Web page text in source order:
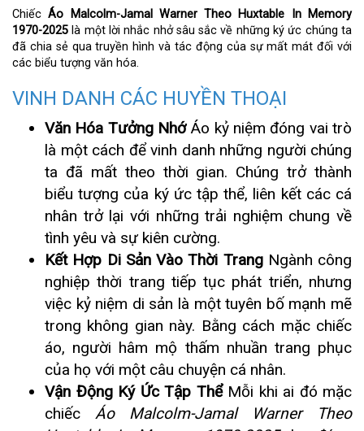
ChiếcÁo Malcolm-Jamal Warner Theo Huxtable In Memory
1970-2025 là một lời nhắc nhở sâu sắc về những ký ức chúng ta
đã chia sẻ qua truyền hình và tác động của sự mất mát đối với
các biểu tượng văn hóa.
VINH DANH CÁC HUYỀN THOẠI
Văn Hóa Tưởng NhớÁo kỷ niệm đóng vai trò
là một cách để vinh danh những người chúng
ta đã mất theo thời gian. Chúng trở thành
biểu tượng của ký ức tập thể, liên kết các cá
nhân trở lại với những trải nghiệm chung về
tình yêu và sự kiên cường.
Kết Hợp Di Sản Vào Thời TrangNgành công
nghiệp thời trang tiếp tục phát triển, nhưng
việc kỷ niệm di sản là một tuyên bố mạnh mẽ
trong không gian này. Bằng cách mặc chiếc
áo, người hâm mộ thấm nhuần trang phục
của họ với một câu chuyện cá nhân.
Vận Động Ký Ức Tập ThểMỗi khi ai đó mặc
chiếc Áo Malcolm-Jamal Warner Theo